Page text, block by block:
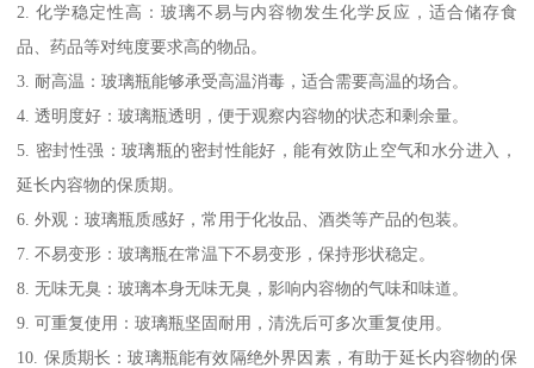
2. 化学稳定性高：玻璃不易与内容物发生化学反应，适合储存食
品、药品等对纯度要求高的物品。
3. 耐高温：玻璃瓶能够承受高温消毒，适合需要高温的场合。
4. 透明度好：玻璃瓶透明，便于观察内容物的状态和剩余量。
5. 密封性强：玻璃瓶的密封性能好，能有效防止空气和水分进入，
延长内容物的保质期。
6. 外观：玻璃瓶质感好，常用于化妆品、酒类等产品的包装。
7. 不易变形：玻璃瓶在常温下不易变形，保持形状稳定。
8. 无味无臭：玻璃本身无味无臭，影响内容物的气味和味道。
9. 可重复使用：玻璃瓶坚固耐用，清洗后可多次重复使用。
10. 保质期长：玻璃瓶能有效隔绝外界因素，有助于延长内容物的保